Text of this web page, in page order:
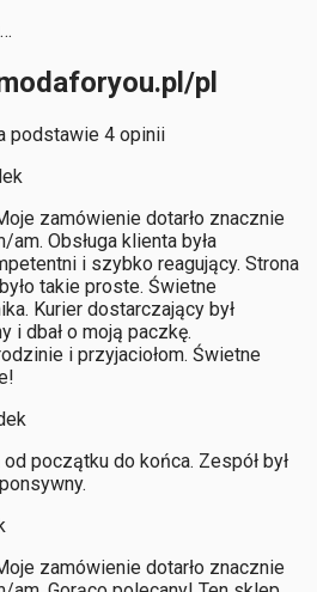
pl
podstawie 4 opinii
zamówienie dotarło znacznie
Obsługa klienta była
i szybko reagujący. Strona
takie proste. Świetne
Kurier dostarczający był
i dbał o moją paczkę.
i przyjaciołom. Świetne
początku do końca. Zespół był
zamówienie dotarło znacznie